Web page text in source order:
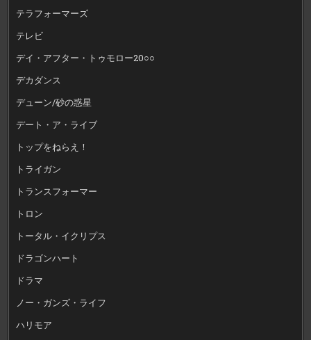
テラフォーマーズ
テレビ
デイ・アフター・トゥモロー20○○
デカダンス
デューン/砂の惑星
デート・ア・ライブ
トップをねらえ！
トライガン
トランスフォーマー
トロン
トータル・イクリプス
ドラゴンハート
ドラマ
ノー・ガンズ・ライフ
ハリモア